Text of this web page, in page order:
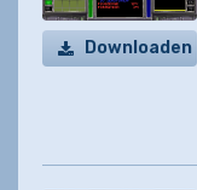
Downloaden